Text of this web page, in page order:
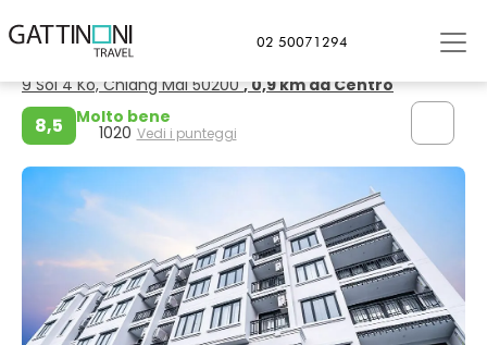
02 50071294
Chiang Mai
Glory Boutique Suite
9 Soi 4 Ko, Chiang Mai 50200, 0,9 km da Centro
8,5 Molto bene
1020 Vedi i punteggi